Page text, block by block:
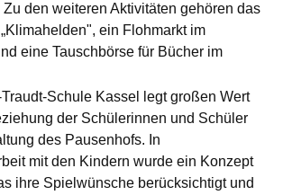
Zu den weiteren Aktivitäten gehören das
ein Flohmarkt im
eine Tauschbörse für Bücher im
Schule Kassel
legt großen Wert
der Schülerinnen und Schüler
des Pausenhofs. In
mit den Kindern wurde ein Konzept
ihre Spielwünsche berücksichtigt und